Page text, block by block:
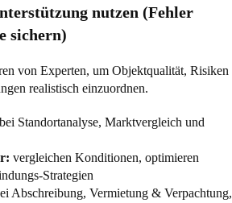
nutzen (Fehler
sichern)
von Experten, um Objektqualität, Risiken
realistisch einzuordnen.
Standortanalyse, Marktvergleich und
vergleichen Konditionen, optimieren
Strategien
Abschreibung, Vermietung & Verpachtung,